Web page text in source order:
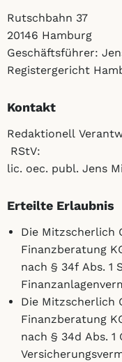
Rutschbahn 37
20146 Hamburg
Geschäftsführer:
Registergericht
Kontakt
Redaktionell
RStV:
lic. oec. publ. Jens
Erteilte Erlaubnis
Die Mitzscherlich
Finanzberatung
nach § 34f Abs. 1
Die Mitzscherlich
Finanzberatung
nach § 34d Abs. 1